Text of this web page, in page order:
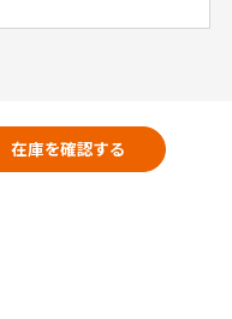
在庫を確認する